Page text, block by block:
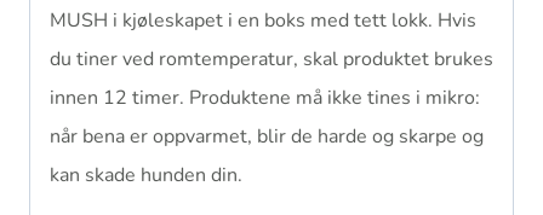
MUSH i kjøleskapet i en boks med tett lokk. Hvis
du tiner ved romtemperatur, skal produktet brukes
innen 12 timer. Produktene må ikke tines i mikro:
når bena er oppvarmet, blir de harde og skarpe og
kan skade hunden din.